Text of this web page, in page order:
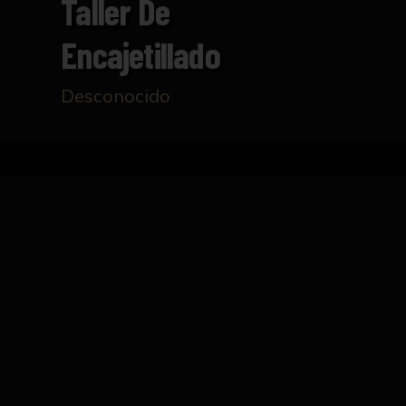
Taller De
Encajetillado
Desconocido